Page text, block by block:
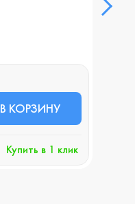
В КОРЗИНУ
Купить в 1 клик